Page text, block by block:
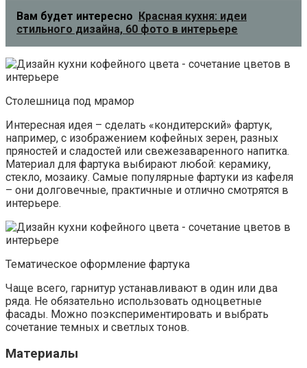
Вам будет интересно Красная кухня: идеи
стильного дизайна, 60 фото в интерьере
Столешница под мрамор
Интересная идея – сделать «кондитерский» фартук,
например, с изображением кофейных зерен, разных
пряностей и сладостей или свежезаваренного напитка.
Материал для фартука выбирают любой: керамику,
стекло, мозаику. Самые популярные фартуки из кафеля
– они долговечные, практичные и отлично смотрятся в
интерьере.
Тематическое оформление фартука
Чаще всего, гарнитур устанавливают в один или два
ряда. Не обязательно использовать одноцветные
фасады. Можно поэкспериментировать и выбрать
сочетание темных и светлых тонов.
Материалы